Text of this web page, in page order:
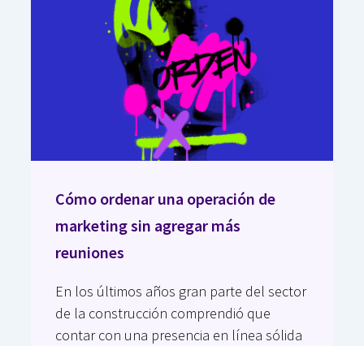
Cómo ordenar una operación de
marketing sin agregar más
reuniones
En los últimos años gran parte del sector
de la construcción comprendió que
contar con una presencia en línea sólida